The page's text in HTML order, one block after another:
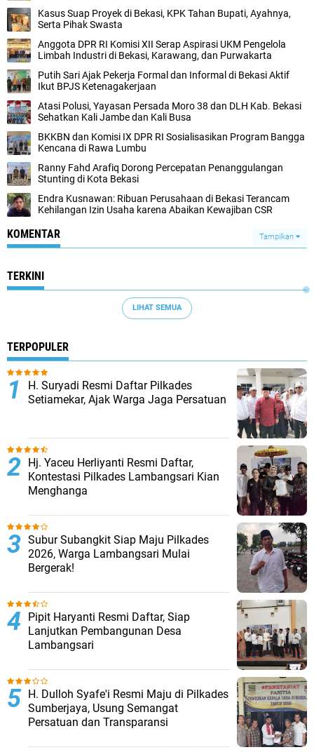
Kasus Suap Proyek di Bekasi, KPK Tahan Bupati, Ayahnya,
Serta Pihak Swasta
Anggota DPR RI Komisi XII Serap Aspirasi UKM Pengelola
Limbah Industri di Bekasi, Karawang, dan Purwakarta
Putih Sari Ajak Pekerja Formal dan Informal di Bekasi Aktif
Ikut BPJS Ketenagakerjaan
Atasi Polusi, Yayasan Persada Moro 38 dan DLH Kab. Bekasi
Sehatkan Kali Jambe dan Kali Busa
BKKBN dan Komisi IX DPR RI Sosialisasikan Program Bangga
Kencana di Rawa Lumbu
Ranny Fahd Arafiq Dorong Percepatan Penanggulangan
Stunting di Kota Bekasi
Endra Kusnawan: Ribuan Perusahaan di Bekasi Terancam
Kehilangan Izin Usaha karena Abaikan Kewajiban CSR
KOMENTAR Tampilkan
TERKINI
LIHAT SEMUA
TERPOPULER
H. Suryadi Resmi Daftar Pilkades
Setiamekar, Ajak Warga Jaga Persatuan
Hj. Yaceu Herliyanti Resmi Daftar,
Kontestasi Pilkades Lambangsari Kian
Menghanga
Subur Subangkit Siap Maju Pilkades
2026, Warga Lambangsari Mulai
Bergerak!
Pipit Haryanti Resmi Daftar, Siap
Lanjutkan Pembangunan Desa
Lambangsari
H. Dulloh Syafe'i Resmi Maju di Pilkades
Sumberjaya, Usung Semangat
Persatuan dan Transparansi